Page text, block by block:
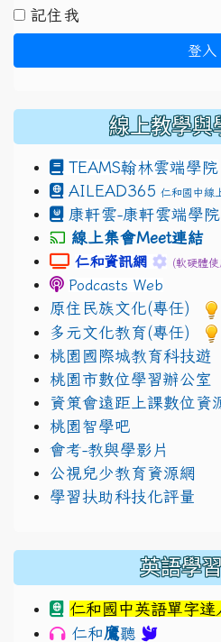
記住我
登入
線上教學與
TEAMS翰林雲端學院
AILEAD365 仁和國中線
康軒雲-康軒雲端學院
線上集會Meet連結
link to https://
仁和資訊網 link to
(軟硬體
Podcasts Web
原住民族文化(專任)
多元文化教育(專任)
桃園國際城教育科技遊
桃園市數位學習辦公室
資策會遠距上課數位資
桃園智學吧
會考-教與學影片
公視兒少教育資源網
學習扶助科技化評量
英語學
仁和國中英語單字達
仁和鷹聽